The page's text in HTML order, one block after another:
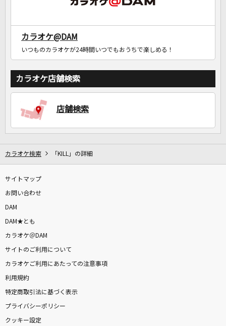
カラオケ@DAM
いつものカラオケが24時間いつでもおうちで楽しめる！
カラオケ店舗検索
店舗検索
カラオケ検索 「KILL」の詳細
サイトマップ
お問い合わせ
DAM
DAM★とも
カラオケ＠DAM
サイトのご利用について
カラオケご利用にあたっての注意事項
利用規約
特定商取引法に基づく表示
プライバシーポリシー
クッキー設定